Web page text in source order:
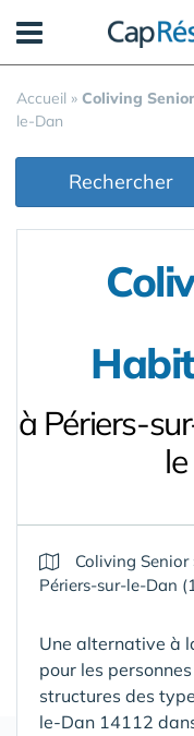
Accueil » Coliving Senior
le-Dan
Rechercher
à Périers-
Coliving Senior
Périers-sur-le-Dan
Une alternative à
pour les
structures des
le-Dan 14112